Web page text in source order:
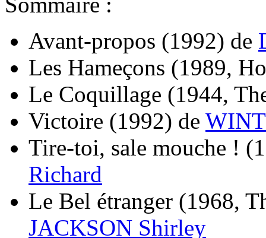
Avant-propos (1992) de
Les Hameçons (1989,
Le Coquillage (1944,
Victoire (1992) de
Tire-toi, sale mouche !
Richard
Le Bel étranger (1968,
JACKSON Shirley